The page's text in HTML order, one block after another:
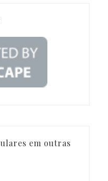
em outras